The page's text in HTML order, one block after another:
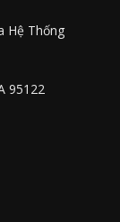
Hệ Thống
95122